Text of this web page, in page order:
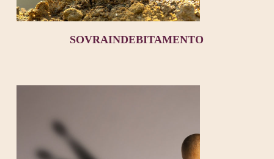
SOVRAINDEBITAMENTO